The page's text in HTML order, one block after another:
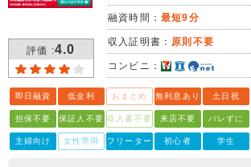
評価 :4.0
融資時間： 最短9分
収入証明書： 原則不要
コンビニ：
即日融資 低金利 おまとめ 無利息あり 土日祝
担保不要 保証人不要 収入書不要 来店不要 バレずに
主婦向け 女性専用 フリーター 初心者 学生